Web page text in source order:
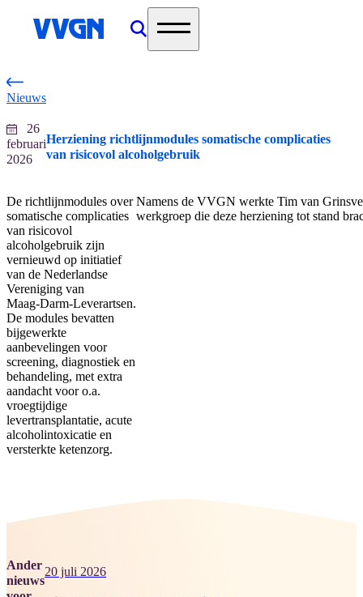
home
Nieuws
26
februari
2026
Herziening richtlijnmodules somatische complicaties
van risicovol alcoholgebruik
De richtlijnmodules over
somatische complicaties
van risicovol
alcoholgebruik zijn
vernieuwd op initiatief
van de Nederlandse
Vereniging van
Maag‑Darm‑Leverartsen.
De modules bevatten
bijgewerkte
aanbevelingen voor
screening, diagnostiek en
behandeling, met extra
aandacht voor o.a.
vroegtijdige
levertransplantatie, acute
alcoholintoxicatie en
versterkte ketenzorg.
Namens de VVGN werkte Tim van
werkgroep die deze herziening tot stand
Ander
nieuws
20 juli 2026